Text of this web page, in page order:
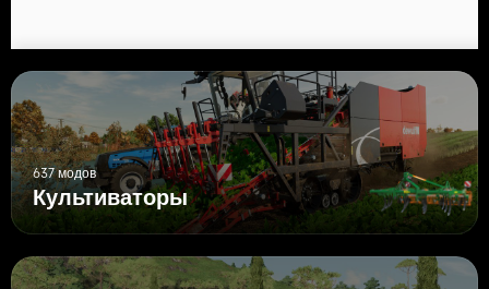
637 модов
Культиваторы